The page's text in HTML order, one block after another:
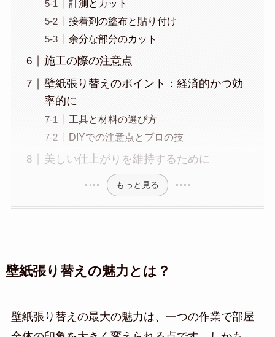
計測とカット
接着剤の塗布と貼り付け
余分な部分のカット
施工の際の注意点
壁紙張り替えのポイント：経済的かつ効
率的に
工具と材料の選び方
DIYでの注意点とプロの技
美しい仕上がりを維持するために
もっと見る
壁紙張り替えの魅力とは？
壁紙張り替えの最大の魅力は、一つの作業で部屋